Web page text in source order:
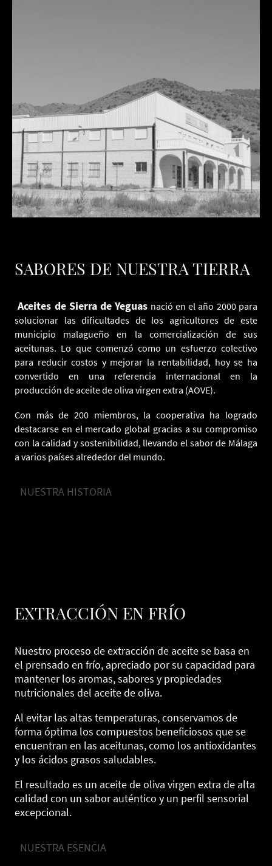
SABORES DE NUESTRA TIERRA
Aceites de Sierra de Yeguas nació en el año 2000 para
solucionar las dificultades de los agricultores de este
municipio malagueño en la comercialización de sus
aceitunas. Lo que comenzó como un esfuerzo colectivo
para reducir costos y mejorar la rentabilidad, hoy se ha
convertido en una referencia internacional en la
producción de aceite de oliva virgen extra (AOVE).
Con más de 200 miembros, la cooperativa ha logrado
destacarse en el mercado global gracias a su compromiso
con la calidad y sostenibilidad, llevando el sabor de Málaga
a varios países alrededor del mundo.
NUESTRA HISTORIA
EXTRACCIÓN EN FRÍO
Nuestro proceso de extracción de aceite se basa en
el prensado en frío, apreciado por su capacidad para
mantener los aromas, sabores y propiedades
nutricionales del aceite de oliva.
Al evitar las altas temperaturas, conservamos de
forma óptima los compuestos beneficiosos que se
encuentran en las aceitunas, como los antioxidantes
y los ácidos grasos saludables.
El resultado es un aceite de oliva virgen extra de alta
calidad con un sabor auténtico y un perfil sensorial
excepcional.
NUESTRA ESENCIA